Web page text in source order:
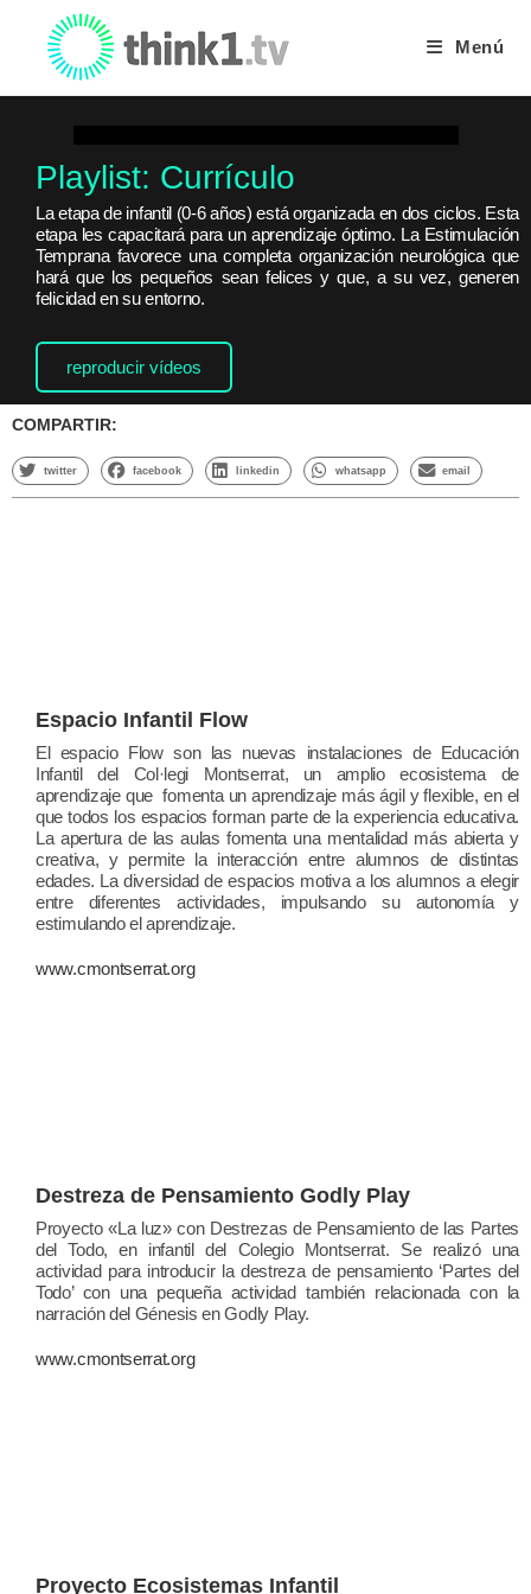
Menú
Playlist: Currículo
La etapa de infantil (0-6 años) está organizada en dos ciclos. Esta
etapa les capacitará para un aprendizaje óptimo. La Estimulación
Temprana favorece una completa organización neurológica que
hará que los pequeños sean felices y que, a su vez, generen
felicidad en su entorno.
reproducir vídeos
COMPARTIR:
twitter facebook linkedin whatsapp email
Espacio Infantil Flow
El espacio Flow son las nuevas instalaciones de Educación
Infantil del Col·legi Montserrat, un amplio ecosistema de
aprendizaje que fomenta un aprendizaje más ágil y flexible, en el
que todos los espacios forman parte de la experiencia educativa.
La apertura de las aulas fomenta una mentalidad más abierta y
creativa, y permite la interacción entre alumnos de distintas
edades. La diversidad de espacios motiva a los alumnos a elegir
entre diferentes actividades, impulsando su autonomía y
estimulando el aprendizaje.
www.cmontserrat.org
Destreza de Pensamiento Godly Play
Proyecto «La luz» con Destrezas de Pensamiento de las Partes
del Todo, en infantil del Colegio Montserrat. Se realizó una
actividad para introducir la destreza de pensamiento ‘Partes del
Todo’ con una pequeña actividad también relacionada con la
narración del Génesis en Godly Play.
www.cmontserrat.org
Proyecto Ecosistemas Infantil